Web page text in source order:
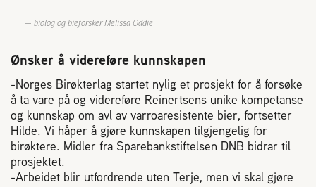
biolog og bieforsker Melissa Oddie
Ønsker å videreføre kunnskapen
-Norges Birøkterlag startet nylig et prosjekt for å forsøke
å ta vare på og videreføre Reinertsens unike kompetanse
og kunnskap om avl av varroaresistente bier, fortsetter
Hilde. Vi håper å gjøre kunnskapen tilgjengelig for
birøktere. Midler fra Sparebankstiftelsen DNB bidrar til
prosjektet.
-Arbeidet blir utfordrende uten Terje, men vi skal gjøre